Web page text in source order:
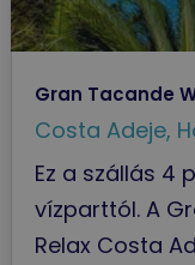
Gran Tacande
Costa Adeje,
Ez a szállás 4
vízparttól. A
Relax Costa